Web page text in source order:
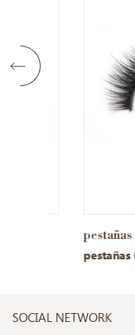
pestañas 06
pestañas 06
SOCIAL NETWORK